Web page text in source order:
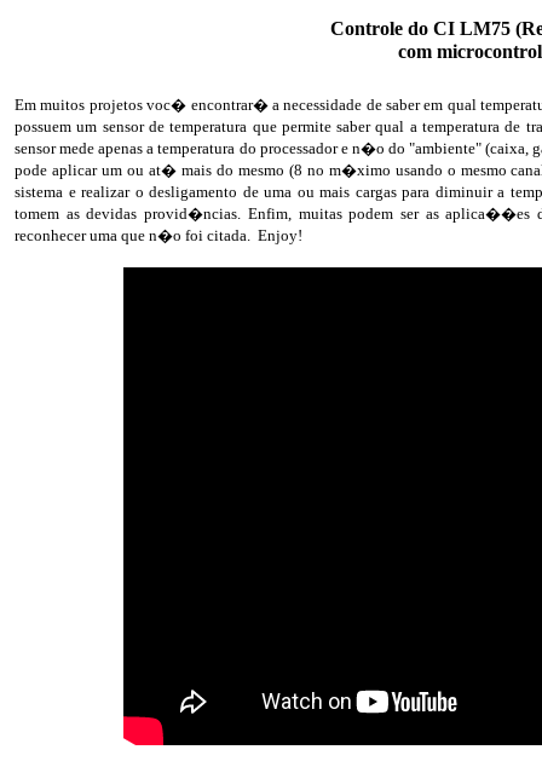
Controle do CI LM75
com
Em muitos projetos voc� encontrar� a necessidade de saber em qual
possuem um sensor de temperatura que permite saber qual a temperatura
sensor mede apenas a temperatura do processador e n�o do "ambiente"
pode aplicar um ou at� mais do mesmo (8 no m�ximo usando o mesmo
sistema e realizar o desligamento de uma ou mais cargas para diminuir a
tomem as devidas provid�ncias. Enfim, muitas podem ser as
reconhecer uma que n�o foi citada. Enjoy!